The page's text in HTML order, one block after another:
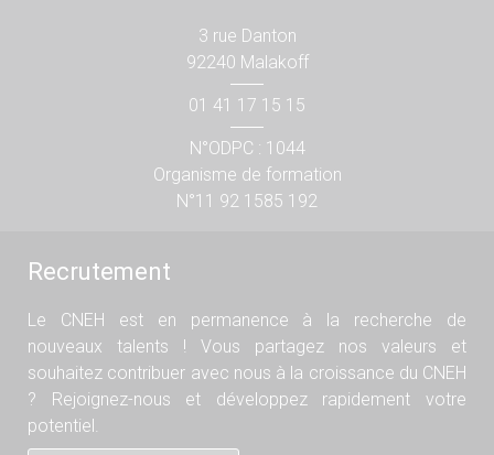
3 rue Danton
92240 Malakoff
01 41 17 15 15
N°ODPC : 1044
Organisme de formation
N°11 92 1585 192
Recrutement
Le CNEH est en permanence à la recherche de
nouveaux talents ! Vous partagez nos valeurs et
souhaitez contribuer avec nous à la croissance du CNEH
? Rejoignez-nous et développez rapidement votre
potentiel.